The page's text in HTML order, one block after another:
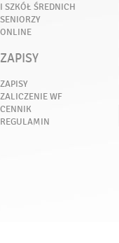
I SZKÓŁ ŚREDNICH
SENIORZY
ONLINE
ZAPISY
ZAPISY
ZALICZENIE WF
CENNIK
REGULAMIN